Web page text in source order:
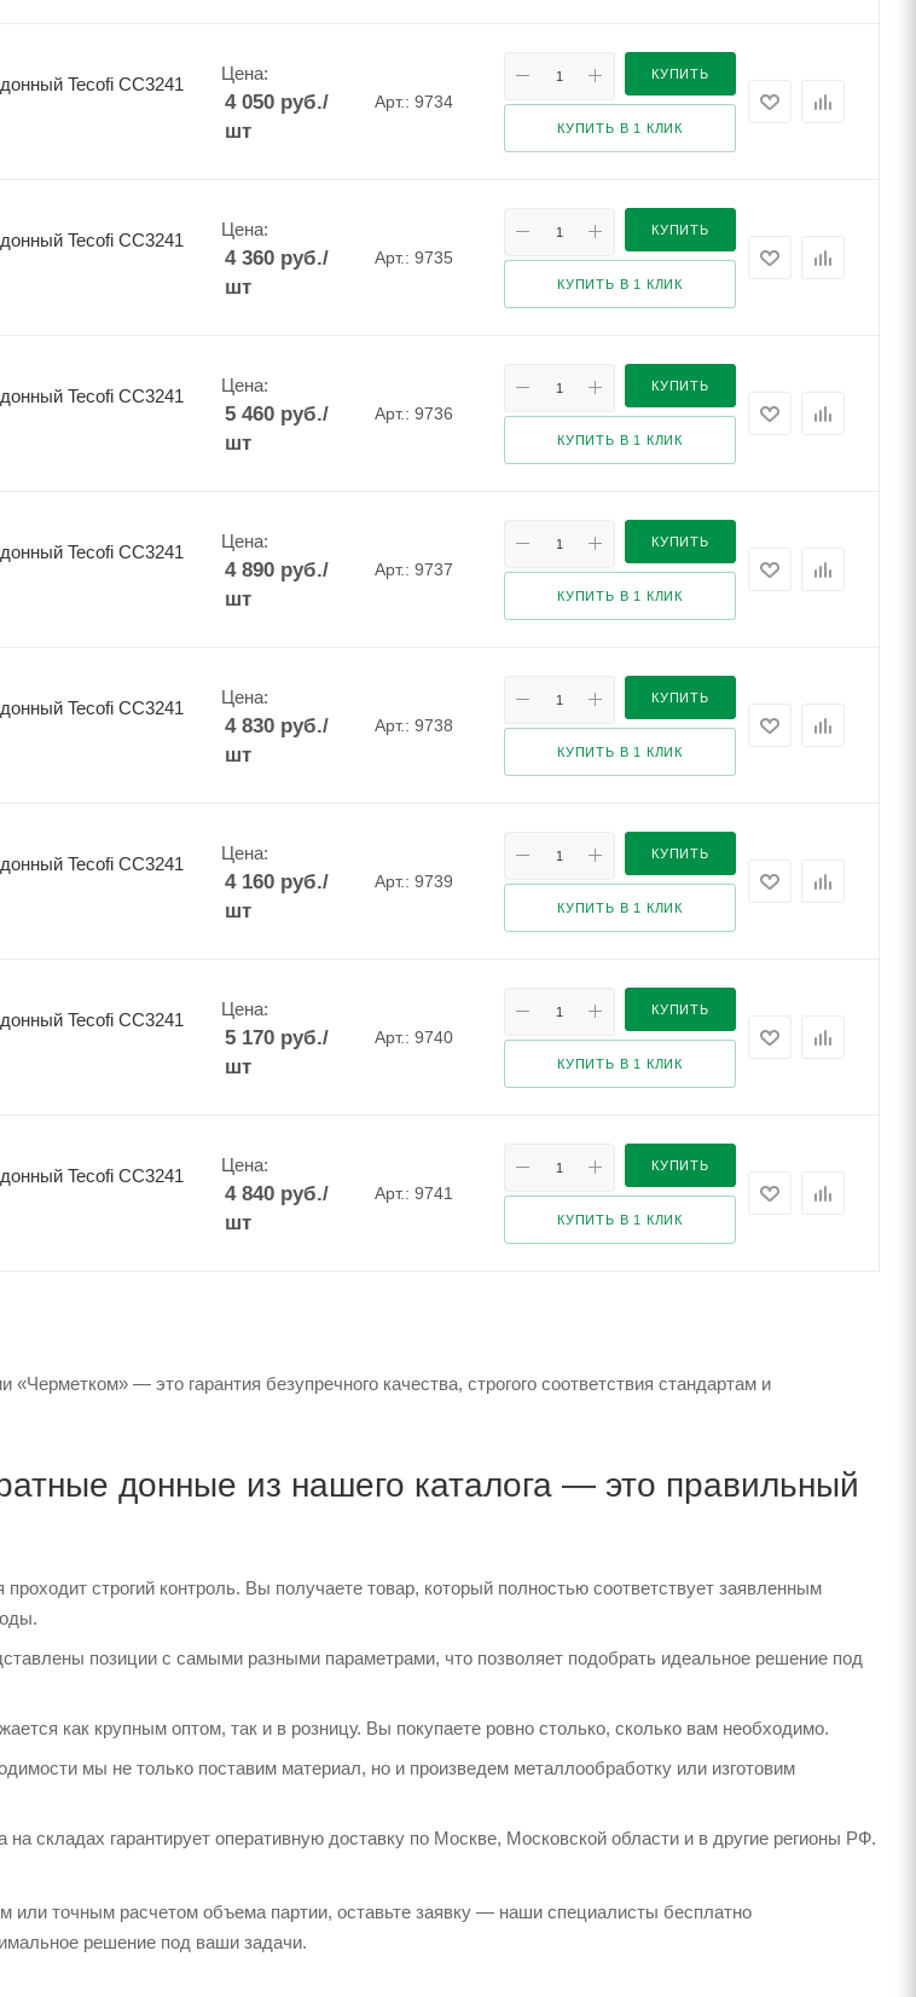
Tecofi CC3241
Цена:
4 050руб./
шт
Арт.: 9734
КУПИТЬ
КУПИТЬ В 1 КЛИК
Tecofi CC3241
Цена:
4 360руб./
шт
Арт.: 9735
КУПИТЬ
КУПИТЬ В 1 КЛИК
Tecofi CC3241
Цена:
5 460руб./
шт
Арт.: 9736
КУПИТЬ
КУПИТЬ В 1 КЛИК
Tecofi CC3241
Цена:
4 890руб./
шт
Арт.: 9737
КУПИТЬ
КУПИТЬ В 1 КЛИК
Tecofi CC3241
Цена:
4 830руб./
шт
Арт.: 9738
КУПИТЬ
КУПИТЬ В 1 КЛИК
Tecofi CC3241
Цена:
4 160руб./
шт
Арт.: 9739
КУПИТЬ
КУПИТЬ В 1 КЛИК
Tecofi CC3241
Цена:
5 170руб./
шт
Арт.: 9740
КУПИТЬ
КУПИТЬ В 1 КЛИК
Tecofi CC3241
Цена:
4 840руб./
шт
Арт.: 9741
КУПИТЬ
КУПИТЬ В 1 КЛИК
— это гарантия безупречного качества, строгого соответствия стандартам и
донные из нашего каталога — это правильный
проходит строгий контроль. Вы получаете товар, который полностью соответствует заявленным
позиции с самыми разными параметрами, что позволяет подобрать идеальное решение под
как крупным оптом, так и в розницу. Вы покупаете ровно столько, сколько вам необходимо.
мы не только поставим материал, но и произведем металлообработку или изготовим
на складах гарантирует оперативную доставку по Москве, Московской области и в другие регионы РФ.
или точным расчетом объема партии, оставьте заявку — наши специалисты бесплатно
решение под ваши задачи.